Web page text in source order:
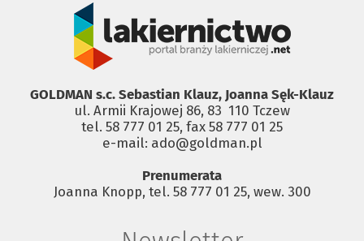
GOLDMAN s.c. Sebastian Klauz, Joanna Sęk-Klauz
ul. Armii Krajowej 86, 83 ­ 110 Tczew
tel. 58 777 01 25, fax 58 777 01 25
e-mail: ado@goldman.pl
Prenumerata
Joanna Knopp, tel. 58 777 01 25, wew. 300